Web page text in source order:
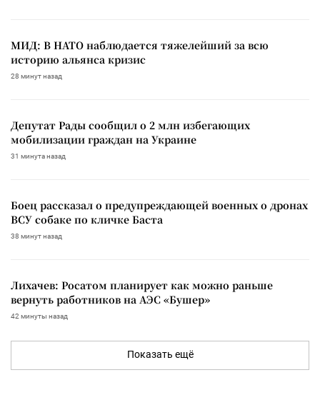
МИД: В НАТО наблюдается тяжелейший за всю
историю альянса кризис
28 минут назад
Депутат Рады сообщил о 2 млн избегающих
мобилизации граждан на Украине
31 минута назад
Боец рассказал о предупреждающей военных о дронах
ВСУ собаке по кличке Баста
38 минут назад
Лихачев: Росатом планирует как можно раньше
вернуть работников на АЭС «Бушер»
42 минуты назад
Показать ещё